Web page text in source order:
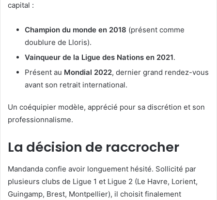
capital :
Champion du monde en 2018 (présent comme
doublure de Lloris).
Vainqueur de la Ligue des Nations en 2021.
Présent au Mondial 2022, dernier grand rendez-vous
avant son retrait international.
Un coéquipier modèle, apprécié pour sa discrétion et son
professionnalisme.
La décision de raccrocher
Mandanda confie avoir longuement hésité. Sollicité par
plusieurs clubs de Ligue 1 et Ligue 2 (Le Havre, Lorient,
Guingamp, Brest, Montpellier), il choisit finalement